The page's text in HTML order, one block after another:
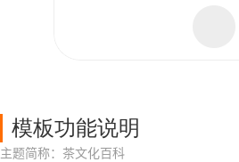
模板功能说明
主题简称：茶文化百科